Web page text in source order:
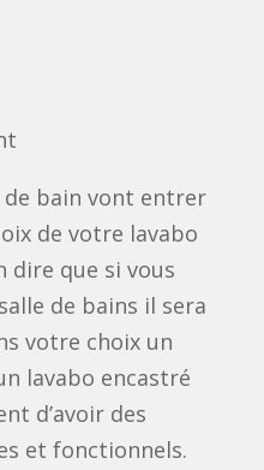
de bain vont entrer
de votre lavabo
dire que si vous
de bains il sera
votre choix un
lavabo encastré
d’avoir des
et fonctionnels.